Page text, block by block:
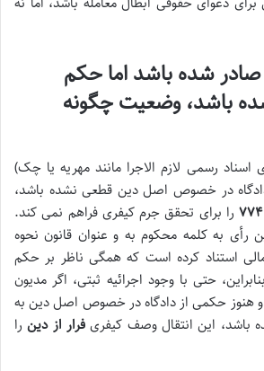
صادر شده باشد اما حکم
باشد، وضعیت چگونه
اسناد رسمی لازم الاجرا مانند مهریه یا چک)
در خصوص اصل دین قطعی نشده باشد،
را برای تحقق جرم کیفری فراهم نمی کند.
رأی به کلمه محکوم به و عنوان قانون نحوه
استناد کرده است که همگی ناظر بر حکم
حتی با وجود اجرائیه ثبتی، اگر مدیون
و هنوز حکمی از دادگاه در خصوص اصل دین به
این انتقالوصف کیفری فرار از دینرا